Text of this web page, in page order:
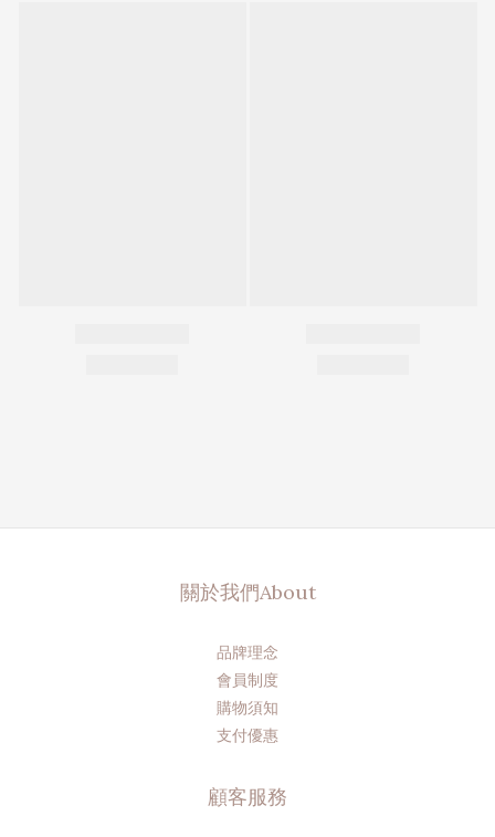
關於我們About
品牌理念
會員制度
購物須知
支付優惠
顧客服務